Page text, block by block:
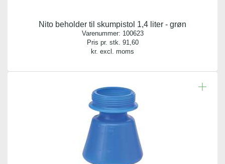
Nito beholder til skumpistol 1,4 liter - grøn
Varenummer: 100623
Pris pr. stk. 91,60
kr. excl. moms